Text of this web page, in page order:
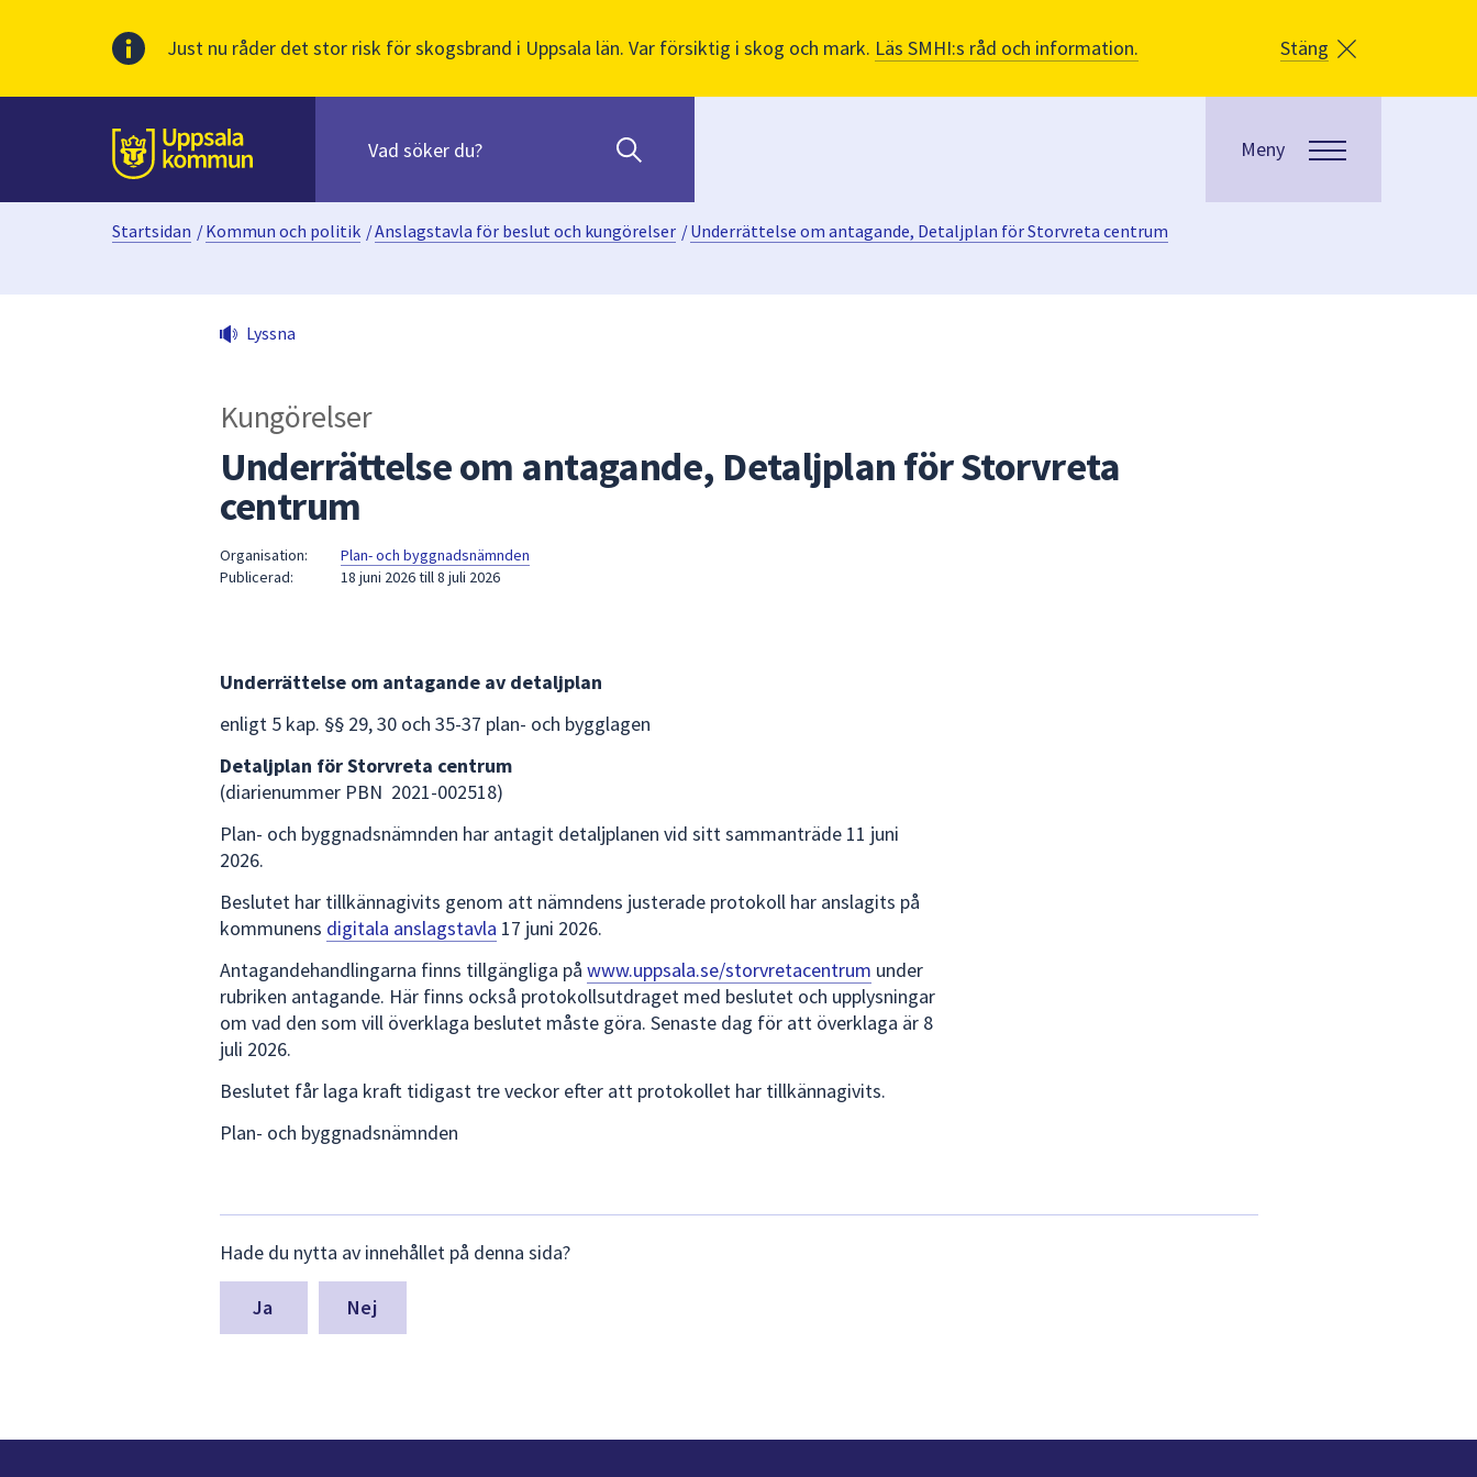
Just nu råder det stor risk för skogsbrand i Uppsala län. Var försiktig i skog och mark. Läs SMHI:s råd och information. Stäng
Till sidans
huvudinnehåll
innehåll
När
sökförslag
presenteras
under
Använd
piltangenterna
mellan
sökförslagen
och
enter
för
välja
av
dem.
Meny
Startsidan /Kommun och politik /Anslagstavla för beslut och kungörelser /Underrättelse om antagande, Detaljplan för Storvreta centrum
Lyssna
Kungörelser
Underrättelse om antagande, Detaljplan för Storvreta
centrum
Organisation:
Plan- och byggnadsnämnden
Publicerad:
18 juni 2026till8 juli 2026
Underrättelse om antagande av detaljplan
enligt 5 kap. §§ 29, 30 och 35-37 plan- och bygglagen
Detaljplan för Storvreta centrum
(diarienummer PBN 2021-002518)
Plan- och byggnadsnämnden har antagit detaljplanen vid sitt sammanträde 11 juni
2026.
Beslutet har tillkännagivits genom att nämndens justerade protokoll har anslagits på
kommunens digitala anslagstavla 17 juni 2026.
Antagandehandlingarna finns tillgängliga på www.uppsala.se/storvretacentrum under
rubriken antagande. Här finns också protokollsutdraget med beslutet och upplysningar
om vad den som vill överklaga beslutet måste göra. Senaste dag för att överklaga är 8
juli 2026.
Beslutet får laga kraft tidigast tre veckor efter att protokollet har tillkännagivits.
Plan- och byggnadsnämnden
synpunkter
för
denna
Hade du nytta av innehållet på denna sida?
Nej